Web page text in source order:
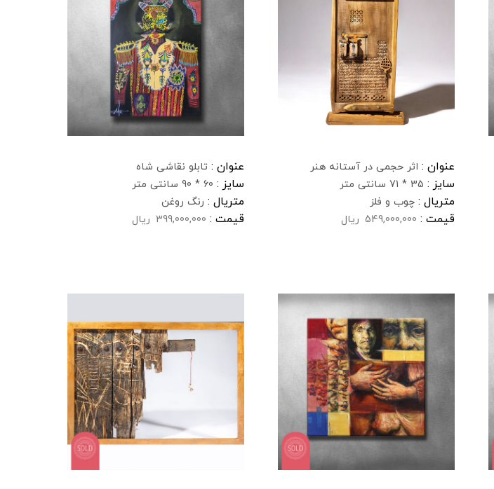
عنوان : اثر حجمی در آستانه هنر
سایز : 35 * 71 سانتی متر
متریال : چوب و فلز
قیمت : 549,000,000 ریال
عنوان : تابلو نقاشی شاه
سایز : 60 * 90 سانتی متر
متریال : رنگ روغن
قیمت : 399,000,000 ریال